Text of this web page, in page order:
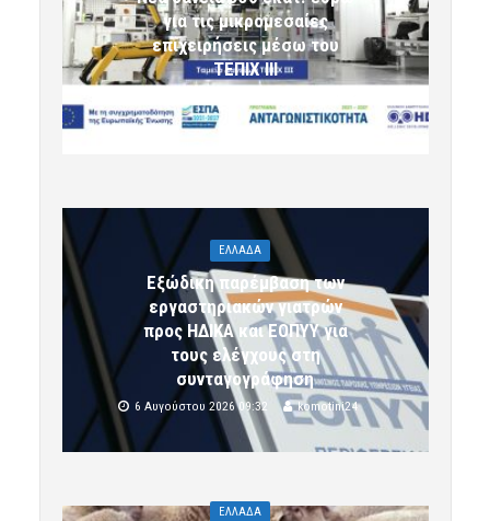
για τις μικρομεσαίες
επιχειρήσεις μέσω του
ΤΕΠΙΧ ΙΙΙ
ΕΛΛΑΔΑ
Εξώδικη παρέμβαση των
εργαστηριακών γιατρών
προς ΗΔΙΚΑ και ΕΟΠΥΥ για
τους ελέγχους στη
συνταγογράφηση
6 Αυγούστου 2026 09:32 komotini24
ΕΛΛΑΔΑ